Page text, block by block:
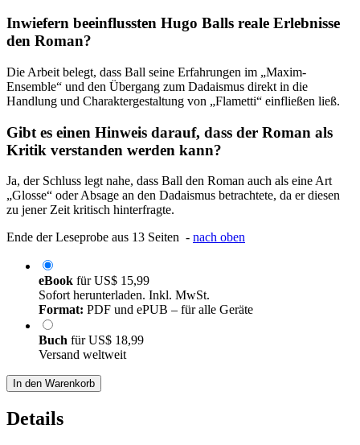
Inwiefern beeinflussten Hugo Balls reale Erlebnisse
den Roman?
Die Arbeit belegt, dass Ball seine Erfahrungen im „Maxim-
Ensemble“ und den Übergang zum Dadaismus direkt in die
Handlung und Charaktergestaltung von „Flametti“ einfließen ließ.
Gibt es einen Hinweis darauf, dass der Roman als
Kritik verstanden werden kann?
Ja, der Schluss legt nahe, dass Ball den Roman auch als eine Art
„Glosse“ oder Absage an den Dadaismus betrachtete, da er diesen
zu jener Zeit kritisch hinterfragte.
Ende der Leseprobe aus 13 Seiten - nach oben
eBook fürUS$ 15,99
Sofort herunterladen. Inkl. MwSt.
Format: PDF und ePUB – für alle Geräte
Buch fürUS$ 18,99
Versand weltweit
In den Warenkorb
Details